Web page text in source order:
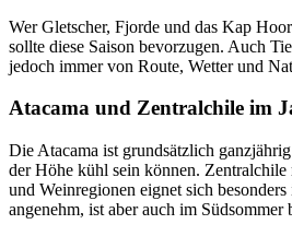
Wer Gletscher, Fjorde und das Kap
sollte diese Saison bevorzugen. Auch
jedoch immer von Route, Wetter und
Atacama und Zentralchile im
Die Atacama ist grundsätzlich
der Höhe kühl sein können. Zentralchile
und Weinregionen eignet sich
angenehm, ist aber auch im Südsommer